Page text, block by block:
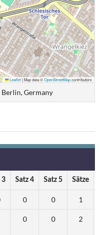
Leaflet|Map data ©OpenStreetMapcontributors
Germany
3 Satz 4 Satz 5 Sätze
0 0 1
0 0 2